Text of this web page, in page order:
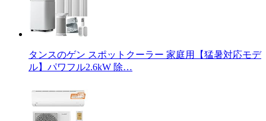
タンスのゲン スポットクーラー 家庭用【猛暑対応モデ
ル】パワフル2.6kW 除…